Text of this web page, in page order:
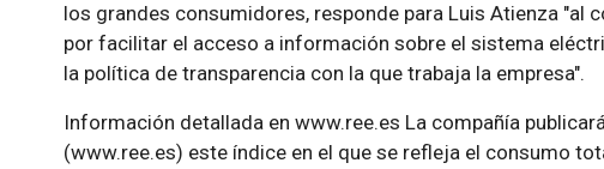
los grandes consumidores, responde para Luis Atienza "al
por facilitar el acceso a información sobre el sistema
la política de transparencia con la que trabaja la empresa".
Información detallada en www.ree.es La compañía
(www.ree.es) este índice en el que se refleja el consumo